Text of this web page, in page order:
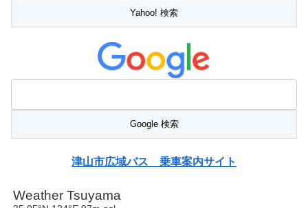
津山市広域バス 乗車案内サイト